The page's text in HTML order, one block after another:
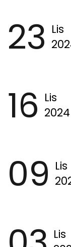
23 Lis
16 Lis
2024
09 Lis
Lis